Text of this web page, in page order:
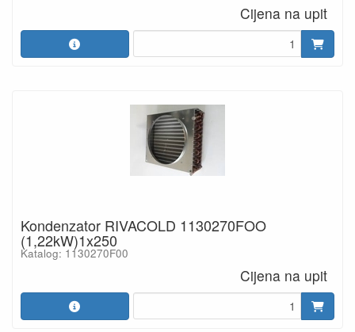
Cijena na upit
Kondenzator RIVACOLD 1130270FOO
(1,22kW)1x250
Katalog: 1130270F00
Cijena na upit